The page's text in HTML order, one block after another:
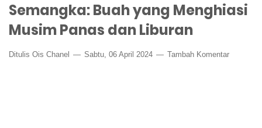
Semangka: Buah yang Menghiasi
Musim Panas dan Liburan
Ditulis Ois Chanel Sabtu, 06 April 2024 Tambah Komentar